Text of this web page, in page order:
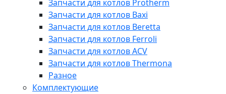
Запчасти для котлов Protherm
Запчасти для котлов Baxi
Запчасти для котлов Beretta
Запчасти для котлов Ferroli
Запчасти для котлов ACV
Запчасти для котлов Thermona
Разное
Комплектующие